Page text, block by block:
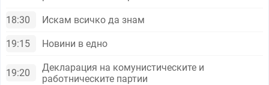
18:30 Искам всичко да знам
19:15 Новини в едно
19:20
Декларация на комунистическите и
работническите партии